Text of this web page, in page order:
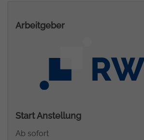
Arbeitgeber
Start Anstellung
Ab sofort